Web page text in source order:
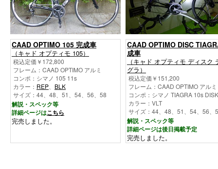
CAAD OPTIMO 105 完成車
（キャド オプティモ 105）
税込定価￥172,800
フレーム：CAAD OPTIMO アルミ
コンポ：シマノ 105 11s
カラー： REP
BLK
サイズ：44、48、51、54、56、58
解説・スペック等
詳細ページはこちら
完売しました。
CAAD OPTIMO DISC
成車
（キャド オプティモ ディスク
グラ）
税込定価￥151,200
フレーム：CAAD OPTIMO アルミ
コンポ：シマノ TIAGRA 10s DISK
カラー：VLT
サイズ：44、48、51、54、56、
解説・スペック等
詳細ページは後日掲載予定
完売しました。